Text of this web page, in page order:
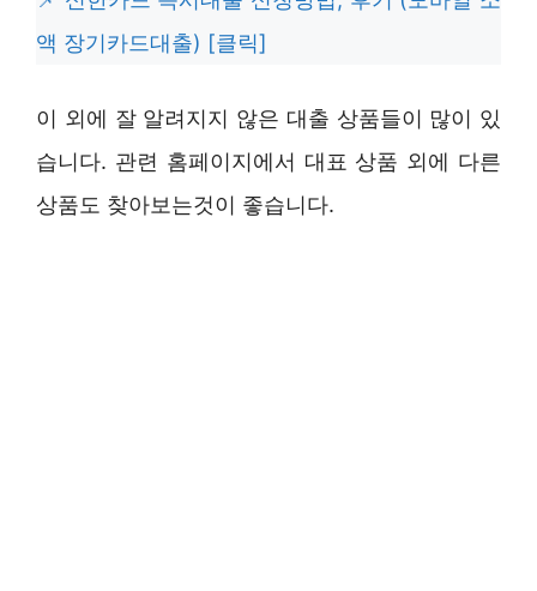
액 장기카드대출) [클릭]
이 외에 잘 알려지지 않은 대출 상품들이 많이 있
습니다. 관련 홈페이지에서 대표 상품 외에 다른
상품도 찾아보는것이 좋습니다.